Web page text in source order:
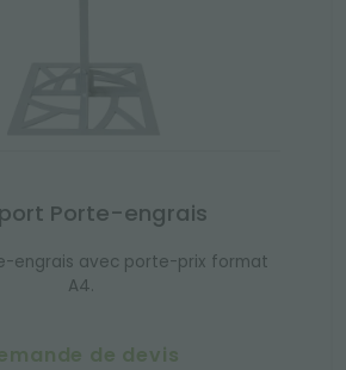
Porte-engrais
engrais avec porte-prix format
A4.
de devis